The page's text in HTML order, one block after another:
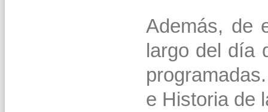
Además, de
largo del día
e Historia de